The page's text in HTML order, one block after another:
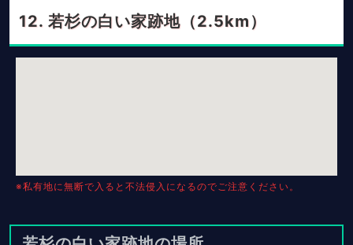
若杉の白い家跡地（2.5km）
※私有地に無断で入ると不法侵入になるのでご注意ください。